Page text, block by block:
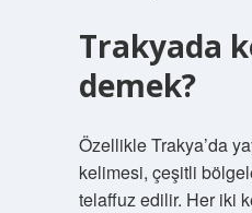
Trakyada
demek?
Özellikle Trakya’da
kelimesi, çeşitli
telaffuz edilir. Her iki